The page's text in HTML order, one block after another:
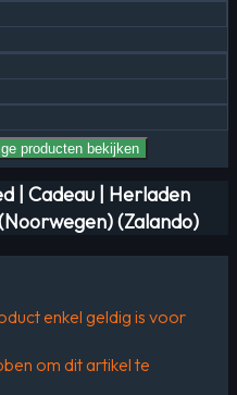
producten bekijken
| Cadeau | Herladen
(Zalando)
enkel geldig is voor
om dit artikel te